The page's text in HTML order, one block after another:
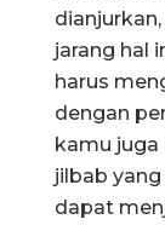
jarang hal
harus
dengan
kamu
jilbab
dapat